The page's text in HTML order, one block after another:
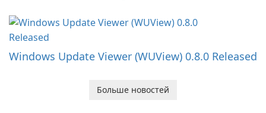
Windows Update Viewer (WUView) 0.8.0 Released
Больше новостей